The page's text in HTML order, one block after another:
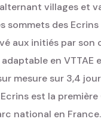
villages et
sommets des
aux initiés par
en
mesure sur 3,4
est la
national en